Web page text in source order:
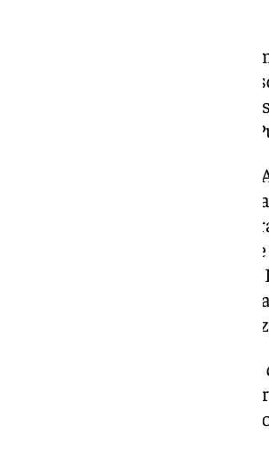
Una vez completados estos
expedientes, las ARGs
reparcelación y urbanización.
en el futuro Plan General de El
SIMPLIFICACIÓN
Además, el pleno municipal
de licencias urbanísticas,
para adaptarla a la nueva Ley
Andalucía (Lista) y a los
Andalucía, dejando así atrás
«gana en sencillez y se
En palabras del alcalde, se
agilización de las licencias».
interna del Ayuntamiento